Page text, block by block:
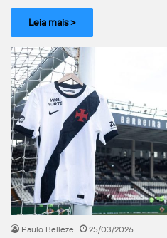
Leia mais >
Paulo Belleze 25/03/2026